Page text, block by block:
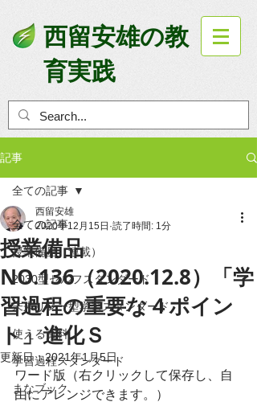
西留安雄の教
育実践
記事
全ての記事
授業備品（連載）
2030型セルフスタンダード
未来リレー型学習スタンダード
使える資料
学習過程スタンダード
まなブック
全ての記事
授業備品
NO.136（2020.12.8）「学
習過程の重要な４ポイン
ト」進化Ｓ
西留安雄
2020年12月15日 読了時間: 1分
更新日：2021年1月5日
ワード版（右クリックして保存し、自
由にアレンジできます。）